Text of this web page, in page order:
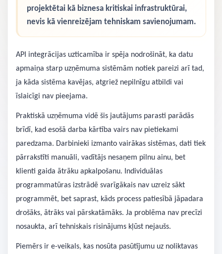
projektētai kā biznesa kritiskai infrastruktūrai,
nevis kā vienreizējam tehniskam savienojumam.
API integrācijas uzticamība ir spēja nodrošināt, ka datu
apmaiņa starp uzņēmuma sistēmām notiek pareizi arī tad,
ja kāda sistēma kavējas, atgriež nepilnīgu atbildi vai
īslaicīgi nav pieejama.
Praktiskā uzņēmuma vidē šis jautājums parasti parādās
brīdī, kad esošā darba kārtība vairs nav pietiekami
paredzama. Darbinieki izmanto vairākas sistēmas, dati tiek
pārrakstīti manuāli, vadītājs nesaņem pilnu ainu, bet
klienti gaida ātrāku apkalpošanu. Individuālas
programmatūras izstrādē svarīgākais nav uzreiz sākt
programmēt, bet saprast, kāds process patiesībā jāpadara
drošāks, ātrāks vai pārskatāmāks. Ja problēma nav precīzi
nosaukta, arī tehniskais risinājums kļūst nejaušs.
Piemērs ir e-veikals, kas nosūta pasūtījumu uz noliktavas